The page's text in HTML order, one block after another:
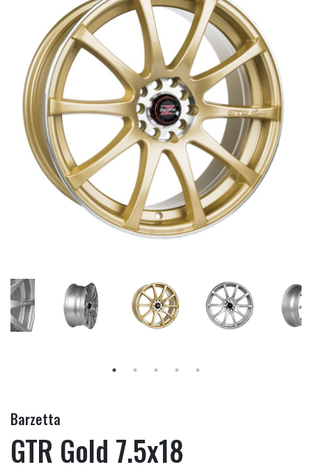
Barzetta
GTR Gold 7.5x18